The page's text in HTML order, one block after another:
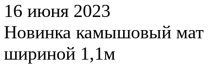
16 июня 2023
Новинка камышовый мат
шириной 1,1м